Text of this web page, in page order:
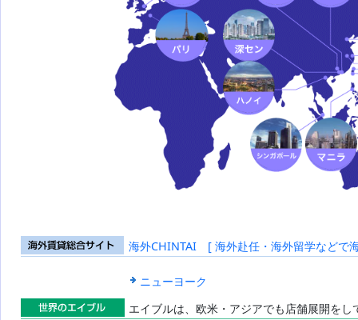
海外賃貸総合
海外CHINTAI [ 海外赴任・海外留学などで
ニューヨーク
エイブルは、欧米・アジアでも店舗展開を